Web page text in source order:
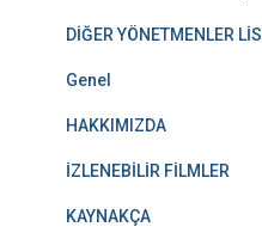
DİĞER YÖNETMENLER
Genel
HAKKIMIZDA
İZLENEBİLİR FİLMLER
KAYNAKÇA